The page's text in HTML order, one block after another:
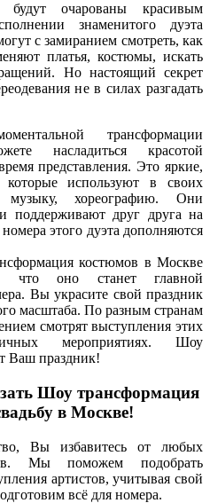
будут очарованы красивым
знаменитого дуэта
с замиранием смотреть, как
платья, костюмы, искать
Но настоящий секрет
не в силах разгадать
трансформации
насладиться красотой
представления. Это яркие,
которые используют в своих
музыку, хореографию. Они
поддерживают друг друга на
этого дуэта дополняются
костюмов в Москве
что оно станет главной
Вы украсите свой праздник
масштаба. По разным странам
смотрят выступления этих
мероприятиях. Шоу
Ваш праздник!
Шоу трансформация
в Москве!
Вы избавитесь от любых
Мы поможем подобрать
артистов, учитывая свой
всё для номера.